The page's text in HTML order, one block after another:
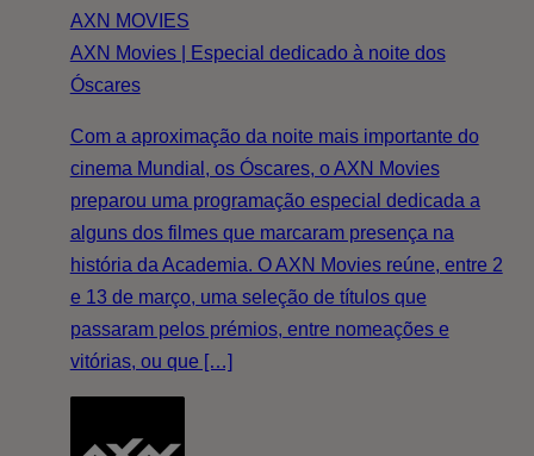
AXN MOVIES
AXN Movies | Especial dedicado à noite dos
Óscares
Com a aproximação da noite mais importante do
cinema Mundial, os Óscares, o AXN Movies
preparou uma programação especial dedicada a
alguns dos filmes que marcaram presença na
história da Academia. O AXN Movies reúne, entre 2
e 13 de março, uma seleção de títulos que
passaram pelos prémios, entre nomeações e
vitórias, ou que […]